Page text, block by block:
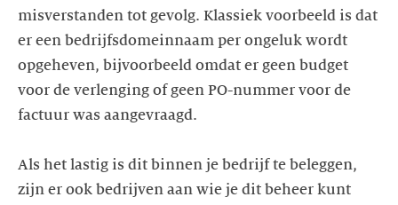
misverstanden tot gevolg. Klassiek voorbeeld is dat
er een bedrijfsdomeinnaam per ongeluk wordt
opgeheven, bijvoorbeeld omdat er geen budget
voor de verlenging of geen PO-nummer voor de
factuur was aangevraagd.
Als het lastig is dit binnen je bedrijf te beleggen,
zijn er ook bedrijven aan wie je dit beheer kunt